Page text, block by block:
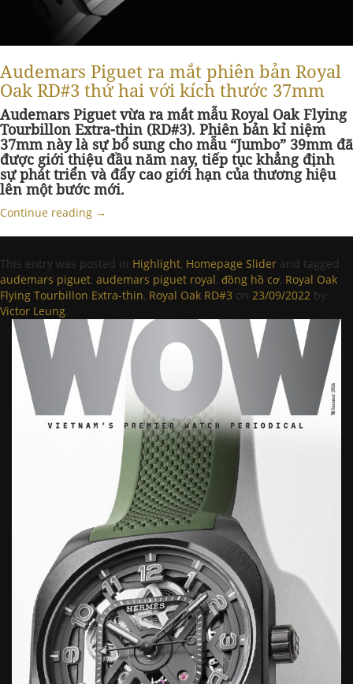
Audemars Piguet ra mắt phiên bản Royal
Oak RD#3 thứ hai với kích thước 37mm
Audemars Piguet vừa ra mắt mẫu Royal Oak Flying
Tourbillon Extra-thin (RD#3). Phiên bản kỉ niệm
37mm này là sự bổ sung cho mẫu “Jumbo” 39mm đã
được giới thiệu đầu năm nay, tiếp tục khẳng định
sự phát triển và đẩy cao giới hạn của thương hiệu
lên một bước mới.
Continue reading →
This entry was posted in Highlight, Homepage Slider and tagged
audemars piguet, audemars piguet royal, đồng hồ cơ, Royal Oak
Flying Tourbillon Extra-thin, Royal Oak RD#3 on 23/09/2022 by
Victor Leung.